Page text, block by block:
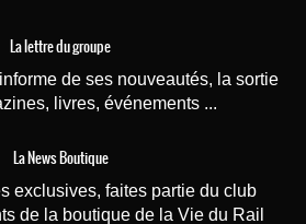
La lettre du groupe
de ses nouveautés, la sortie
livres, événements ...
La News Boutique
exclusives, faites partie du club
de la boutique de la Vie du Rail